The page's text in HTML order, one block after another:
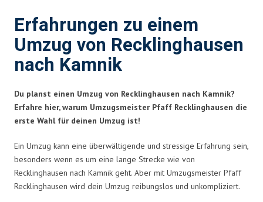
Erfahrungen zu einem
Umzug von Recklinghausen
nach Kamnik
Du planst einen Umzug von Recklinghausen nach Kamnik?
Erfahre hier, warum Umzugsmeister Pfaff Recklinghausen die
erste Wahl für deinen Umzug ist!
Ein Umzug kann eine überwältigende und stressige Erfahrung sein,
besonders wenn es um eine lange Strecke wie von
Recklinghausen nach Kamnik geht. Aber mit Umzugsmeister Pfaff
Recklinghausen wird dein Umzug reibungslos und unkompliziert.